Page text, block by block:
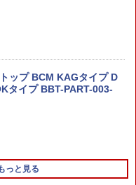
SPIRITS ガンプラ
ミナト (塗装済み完成品
ップ BCM KAGタイプ D
タイプ BBT-PART-003-
っと見る